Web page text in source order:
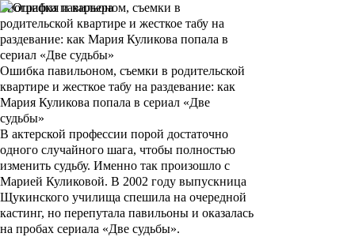
Биография и карьера
Ошибка павильоном, съемки в родительской
квартире и жесткое табу на раздевание: как
Мария Куликова попала в сериал «Две
судьбы»
В актерской профессии порой достаточно
одного случайного шага, чтобы полностью
изменить судьбу. Именно так произошло с
Марией Куликовой. В 2002 году выпускница
Щукинского училища спешила на очередной
кастинг, но перепутала павильоны и оказалась
на пробах сериала «Две судьбы».